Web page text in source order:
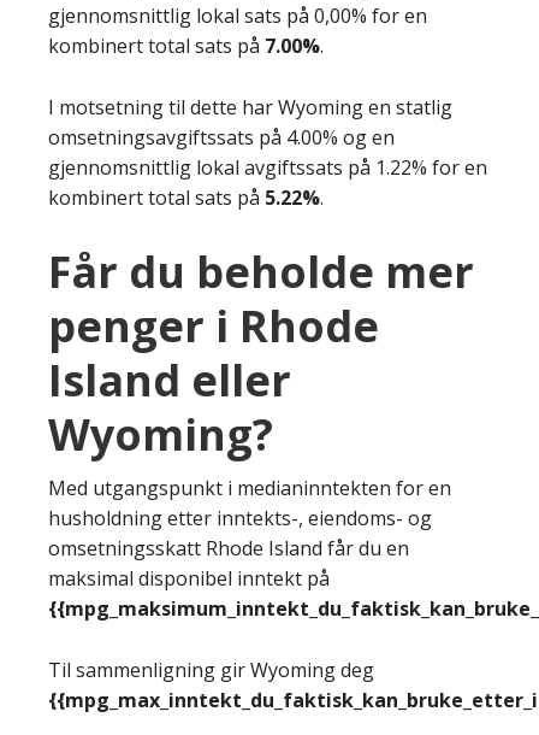
gjennomsnittlig lokal sats på 0,00% for en
kombinert total sats på 7.00%.
I motsetning til dette har Wyoming en statlig
omsetningsavgiftssats på 4.00% og en
gjennomsnittlig lokal avgiftssats på 1.22% for en
kombinert total sats på 5.22%.
Får du beholde mer
penger i Rhode
Island eller
Wyoming?
Med utgangspunkt i medianinntekten for en
husholdning etter inntekts-, eiendoms- og
omsetningsskatt Rhode Island får du en
maksimal disponibel inntekt på
Til sammenligning gir Wyoming deg